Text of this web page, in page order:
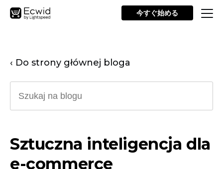
今すぐ始める
‹ Do strony głównej bloga
Sztuczna inteligencja dla
e-commerce